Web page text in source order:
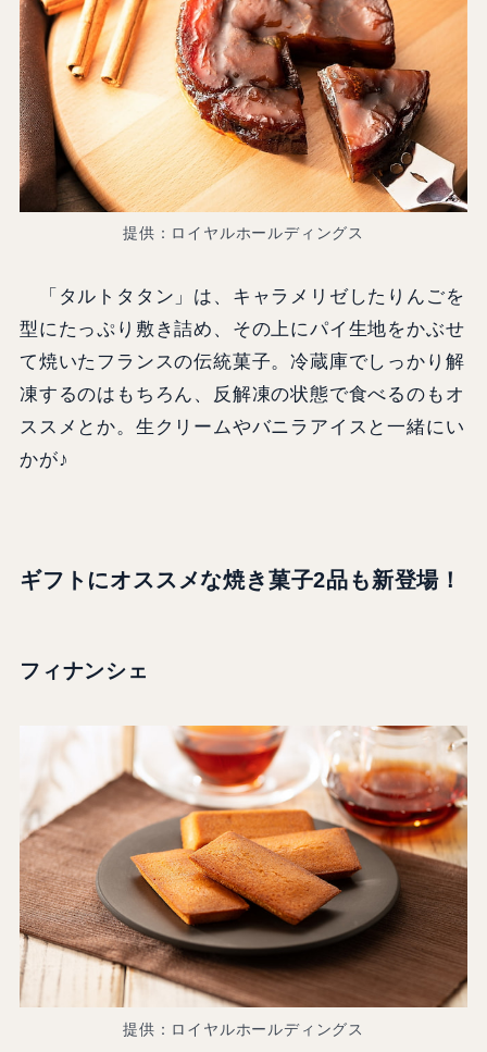
提供：ロイヤルホールディングス
「 タルトタタン」は、キャラメリゼしたりんごを
型にたっぷり敷き詰め、その上にパイ生地をかぶせ
て焼いたフランスの伝統菓子。冷蔵庫でしっかり解
凍するのはもちろん、反解凍の状態で食べるのもオ
ススメとか。生クリームやバニラアイスと一緒にい
かが♪
ギフトにオススメな焼き菓子2品も新登場！
フィナンシェ
提供：ロイヤルホールディングス